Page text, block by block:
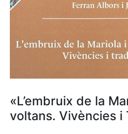
«L’embruix de la
voltans. Vivències i